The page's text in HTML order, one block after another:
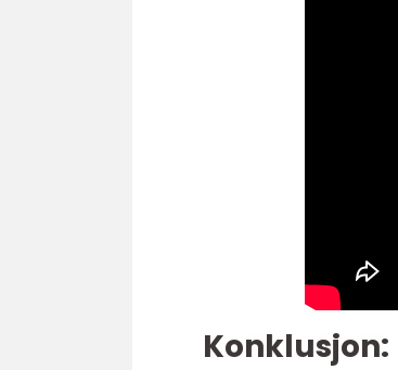
Konklusjon: